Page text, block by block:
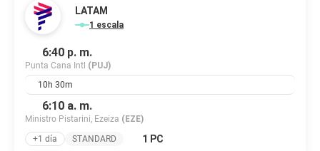
LATAM
1 escala
6:40 p. m.
Punta Cana Intl (PUJ)
10h 30m
6:10 a. m.
Ministro Pistarini, Ezeiza (EZE)
+1 día
STANDARD 1 PC